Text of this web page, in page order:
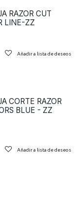
RAZOR CUT
LINE-ZZ
Añadir a lista de deseos
deseos
CORTE RAZOR
BLUE - ZZ
Añadir a lista de deseos